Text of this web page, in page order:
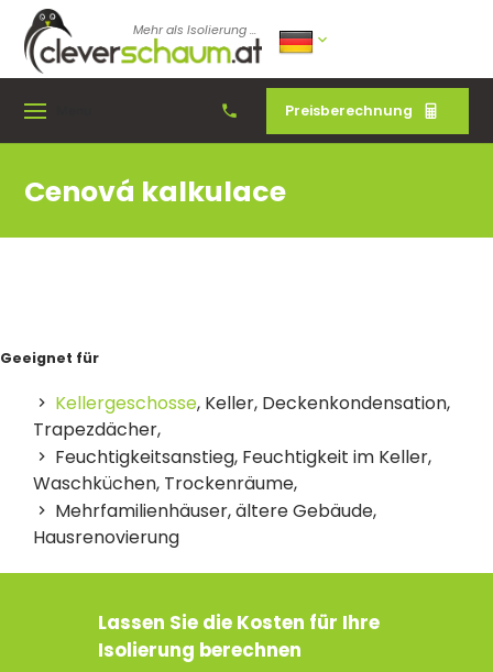
Mehr als Isolierung ...
Preisberechnung
Cenová kalkulace
Geeignet für
Kellergeschosse, Keller, Deckenkondensation,
Trapezdächer,
Feuchtigkeitsanstieg, Feuchtigkeit im Keller,
Waschküchen, Trockenräume,
Mehrfamilienhäuser, ältere Gebäude,
Hausrenovierung
Lassen Sie die Kosten für Ihre
Isolierung berechnen